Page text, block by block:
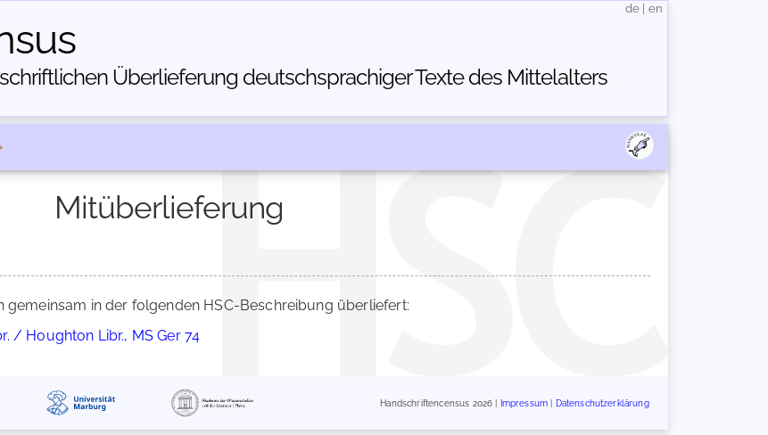
Über­lieferung deutschsprachiger Texte des Mittelalters
de en
Mitüberlieferung
gemeinsam in der folgenden HSC-Beschreibung überliefert:
/ Houghton Libr., MS Ger 74
Handschriftencensus 2026 | Impressum Datenschutzerklärung